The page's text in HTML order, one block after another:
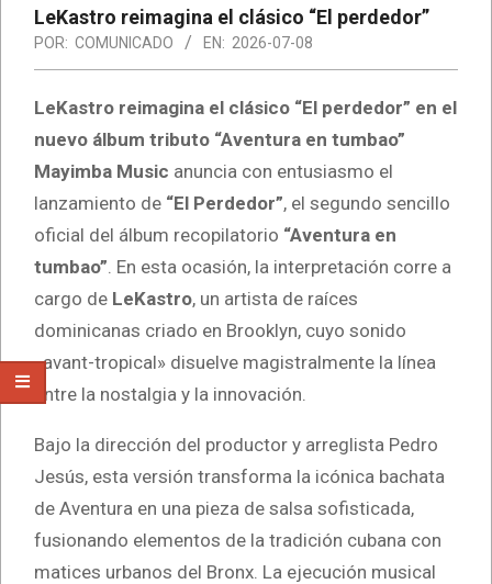
LeKastro reimagina el clásico “El perdedor”
POR: COMUNICADO EN: 2026-07-08
LeKastro reimagina el clásico “El perdedor” en el
nuevo álbum tributo “Aventura en tumbao”
Mayimba Music anuncia con entusiasmo el
lanzamiento de “El Perdedor”, el segundo sencillo
oficial del álbum recopilatorio “Aventura en
tumbao”. En esta ocasión, la interpretación corre a
cargo de LeKastro, un artista de raíces
dominicanas criado en Brooklyn, cuyo sonido
«avant-tropical» disuelve magistralmente la línea
entre la nostalgia y la innovación.
Bajo la dirección del productor y arreglista Pedro
Jesús, esta versión transforma la icónica bachata
de Aventura en una pieza de salsa sofisticada,
fusionando elementos de la tradición cubana con
matices urbanos del Bronx. La ejecución musical